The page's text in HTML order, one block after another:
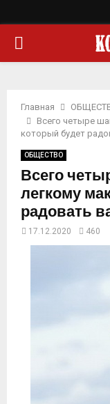
О
О
В
Н
Главная
Всего четыре
который будет
ОБЩЕСТВО
Всего
легкому
радовать
17.12.2020 460